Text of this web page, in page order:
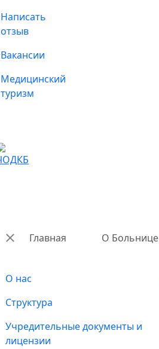
Написать
отзыв
Вакансии
Медицинский
туризм
Главная О Больнице
О нас
Структура
Учредительные документы и
лицензии